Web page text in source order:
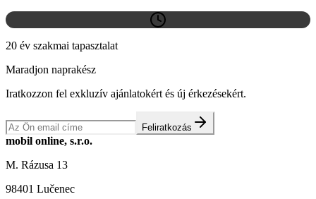
20 év szakmai tapasztalat
Maradjon naprakész
Iratkozzon fel exkluzív ajánlatokért és új érkezésekért.
Feliratkozás
mobil online, s.r.o.
M. Rázusa 13
98401 Lučenec